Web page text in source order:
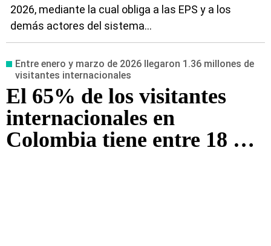
2026, mediante la cual obliga a las EPS y a los
demás actores del sistema...
Entre enero y marzo de 2026 llegaron 1.36 millones de
visitantes internacionales
El 65% de los visitantes
internacionales en
Colombia tiene entre 18 y